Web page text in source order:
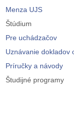
Menza UJS
Štúdium
Pre uchádzačov
Uznávanie dokladov
Príručky a návody
Študijné programy